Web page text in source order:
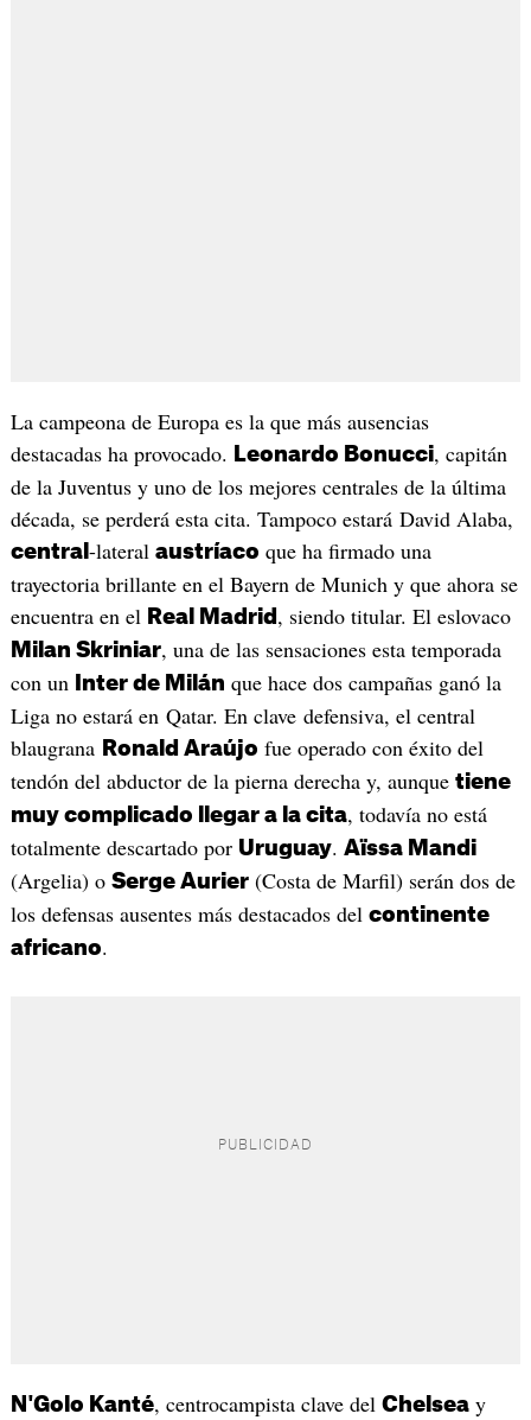
La campeona de Europa es la que más ausencias
destacadas ha provocado.
Leonardo Bonucci, capitán
de la Juventus y uno de los mejores centrales de la última
década, se perderá esta cita. Tampoco estará David Alaba,
central -lateral austríaco que ha firmado una
trayectoria brillante en el Bayern de Munich y que ahora se
encuentra en el Real Madrid , siendo titular. El eslovaco
Milan Skriniar, una de las sensaciones esta temporada
con un
Inter de Milán que hace dos campañas ganó la
Liga no estará en Qatar. En clave defensiva, el central
blaugrana Ronald Araújo fue operado con éxito del
tendón del abductor de la pierna derecha y, aunque tiene
muy complicado llegar a la cita, todavía no está
totalmente descartado por Uruguay. Aïssa Mandi
(Argelia) o Serge Aurier(Costa de Marfil) serán dos de
los defensas ausentes más destacados del continente
africano.
N'Golo Kanté, centrocampista clave del Chelseay